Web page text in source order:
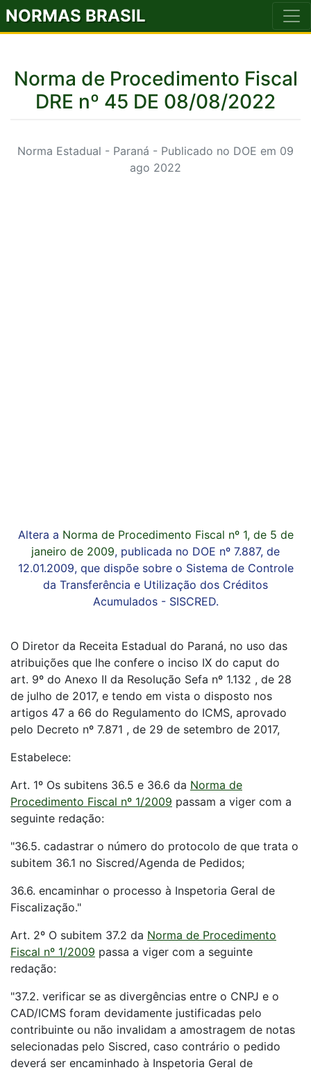
NORMAS BRASIL
Norma de Procedimento Fiscal
DRE nº 45 DE 08/08/2022
Norma Estadual - Paraná - Publicado no DOE em 09
ago 2022
Altera a Norma de Procedimento Fiscal nº 1, de 5 de
janeiro de 2009, publicada no DOE nº 7.887, de
12.01.2009, que dispõe sobre o Sistema de Controle
da Transferência e Utilização dos Créditos
Acumulados - SISCRED.
O Diretor da Receita Estadual do Paraná, no uso das
atribuições que lhe confere o inciso IX do caput do
art. 9º do Anexo II da Resolução Sefa nº 1.132 , de 28
de julho de 2017, e tendo em vista o disposto nos
artigos 47 a 66 do Regulamento do ICMS, aprovado
pelo Decreto nº 7.871 , de 29 de setembro de 2017,
Estabelece:
Art. 1º Os subitens 36.5 e 36.6 da Norma de
Procedimento Fiscal nº 1/2009 passam a viger com a
seguinte redação:
"36.5. cadastrar o número do protocolo de que trata o
subitem 36.1 no Siscred/Agenda de Pedidos;
36.6. encaminhar o processo à Inspetoria Geral de
Fiscalização."
Art. 2º O subitem 37.2 da Norma de Procedimento
Fiscal nº 1/2009 passa a viger com a seguinte
redação:
"37.2. verificar se as divergências entre o CNPJ e o
CAD/ICMS foram devidamente justificadas pelo
contribuinte ou não invalidam a amostragem de notas
selecionadas pelo Siscred, caso contrário o pedido
deverá ser encaminhado à Inspetoria Geral de